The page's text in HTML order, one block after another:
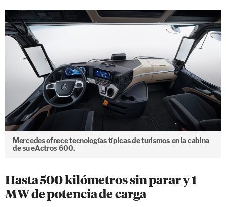
Mercedes ofrece tecnologías típicas de turismos en la cabina
de su eActros 600.
Hasta 500 kilómetros sin parar y 1
MW de potencia de carga